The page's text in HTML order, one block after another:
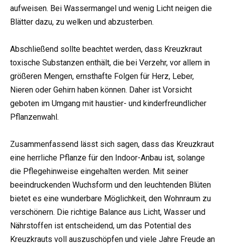
aufweisen. Bei Wassermangel und wenig Licht neigen die
Blätter dazu, zu welken und abzusterben.
Abschließend sollte beachtet werden, dass Kreuzkraut
toxische Substanzen enthält, die bei Verzehr, vor allem in
größeren Mengen, ernsthafte Folgen für Herz, Leber,
Nieren oder Gehirn haben können. Daher ist Vorsicht
geboten im Umgang mit haustier- und kinderfreundlicher
Pflanzenwahl.
Zusammenfassend lässt sich sagen, dass das Kreuzkraut
eine herrliche Pflanze für den Indoor-Anbau ist, solange
die Pflegehinweise eingehalten werden. Mit seiner
beeindruckenden Wuchsform und den leuchtenden Blüten
bietet es eine wunderbare Möglichkeit, den Wohnraum zu
verschönern. Die richtige Balance aus Licht, Wasser und
Nährstoffen ist entscheidend, um das Potential des
Kreuzkrauts voll auszuschöpfen und viele Jahre Freude an